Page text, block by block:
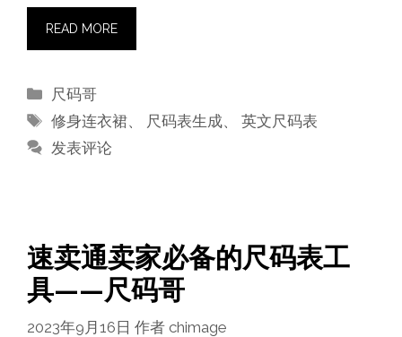
READ MORE
分
类
尺码哥
标
签
修身连衣裙、 尺码表生成、英文尺码表
发表评论
速卖通卖家必备的尺码表工
具——尺码哥
2023年9月16日 作者 chimage